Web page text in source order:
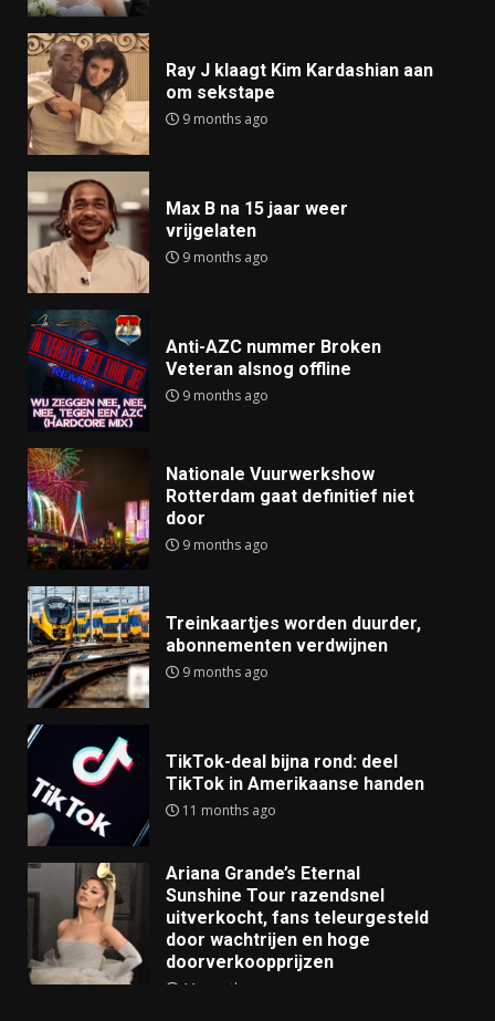
Ray J klaagt Kim Kardashian aan
om sekstape
9 months ago
Max B na 15 jaar weer
vrijgelaten
9 months ago
Anti-AZC nummer Broken
Veteran alsnog offline
9 months ago
Nationale Vuurwerkshow
Rotterdam gaat definitief niet
door
9 months ago
Treinkaartjes worden duurder,
abonnementen verdwijnen
9 months ago
TikTok-deal bijna rond: deel
TikTok in Amerikaanse handen
11 months ago
Ariana Grande’s Eternal
Sunshine Tour razendsnel
uitverkocht, fans teleurgesteld
door wachtrijen en hoge
doorverkoopprijzen
11 months ago